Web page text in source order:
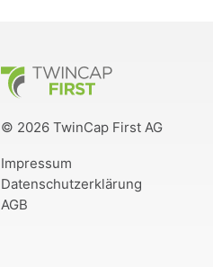
TwinCap First
© 2026 TwinCap First AG
Impressum
Datenschutzerklärung
AGB